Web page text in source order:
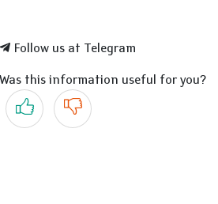
Follow us at Telegram
Was this information useful for you?
Yes No